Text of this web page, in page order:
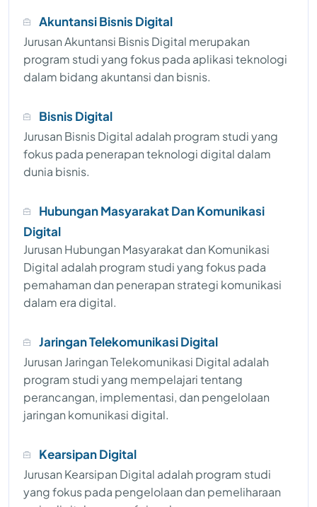
Akuntansi Bisnis Digital
Jurusan Akuntansi Bisnis Digital merupakan
program studi yang fokus pada aplikasi teknologi
dalam bidang akuntansi dan bisnis.
Bisnis Digital
Jurusan Bisnis Digital adalah program studi yang
fokus pada penerapan teknologi digital dalam
dunia bisnis.
Hubungan Masyarakat Dan Komunikasi
Digital
Jurusan Hubungan Masyarakat dan Komunikasi
Digital adalah program studi yang fokus pada
pemahaman dan penerapan strategi komunikasi
dalam era digital.
Jaringan Telekomunikasi Digital
Jurusan Jaringan Telekomunikasi Digital adalah
program studi yang mempelajari tentang
perancangan, implementasi, dan pengelolaan
jaringan komunikasi digital.
Kearsipan Digital
Jurusan Kearsipan Digital adalah program studi
yang fokus pada pengelolaan dan pemeliharaan